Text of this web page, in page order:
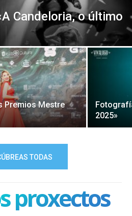
Candeloria, o último
Premios Mestre
2025»
TODAS
proxectos